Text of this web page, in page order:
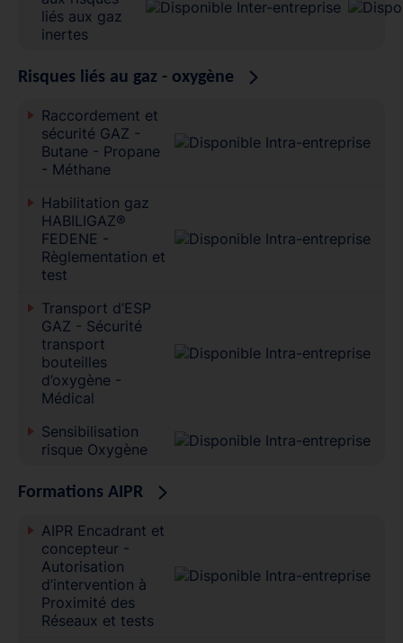
liés aux gaz
inertes
Risques liés au gaz - oxygène
Raccordement et
sécurité GAZ -
Butane - Propane
- Méthane
Habilitation gaz
HABILIGAZ®
FEDENE -
Règlementation et
test
Transport d’ESP
GAZ - Sécurité
transport
bouteilles
d’oxygène -
Médical
Sensibilisation
risque Oxygène
Formations AIPR
AIPR Encadrant et
concepteur -
Autorisation
d’intervention à
Proximité des
Réseaux et tests